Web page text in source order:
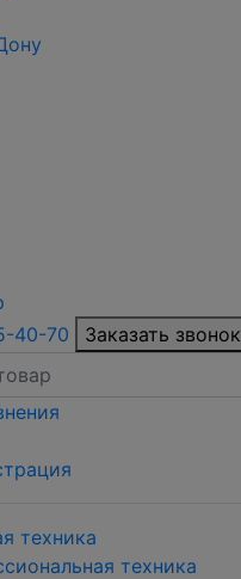
40-70
Заказать звонок
техника
техника